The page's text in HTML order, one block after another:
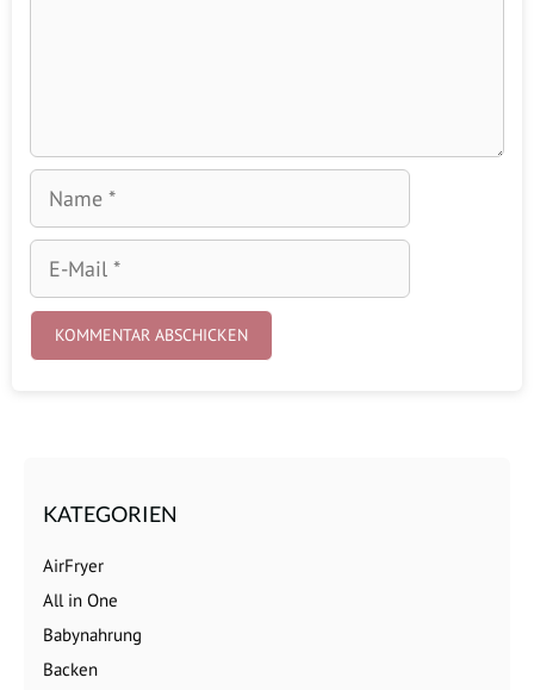
Name
Mail
KATEGORIEN
AirFryer
All in One
Babynahrung
Backen